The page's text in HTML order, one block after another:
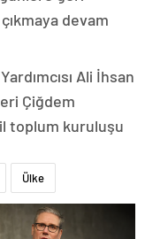
devam
Ali İhsan
Çiğdem
toplum kuruluşu
Ülke